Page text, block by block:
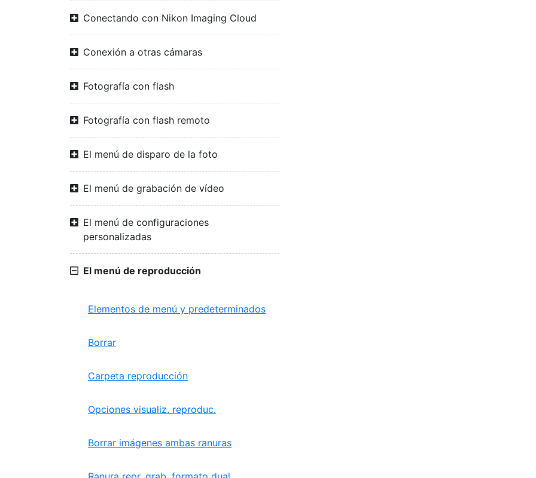
Conectando con Nikon Imaging Cloud
Conexión a otras cámaras
Fotografía con flash
Fotografía con flash remoto
El menú de disparo de la foto
El menú de grabación de vídeo
El menú de configuraciones
personalizadas
El menú de reproducción
Elementos de menú y predeterminados
Borrar
Carpeta reproducción
Opciones visualiz. reproduc.
Borrar imágenes ambas ranuras